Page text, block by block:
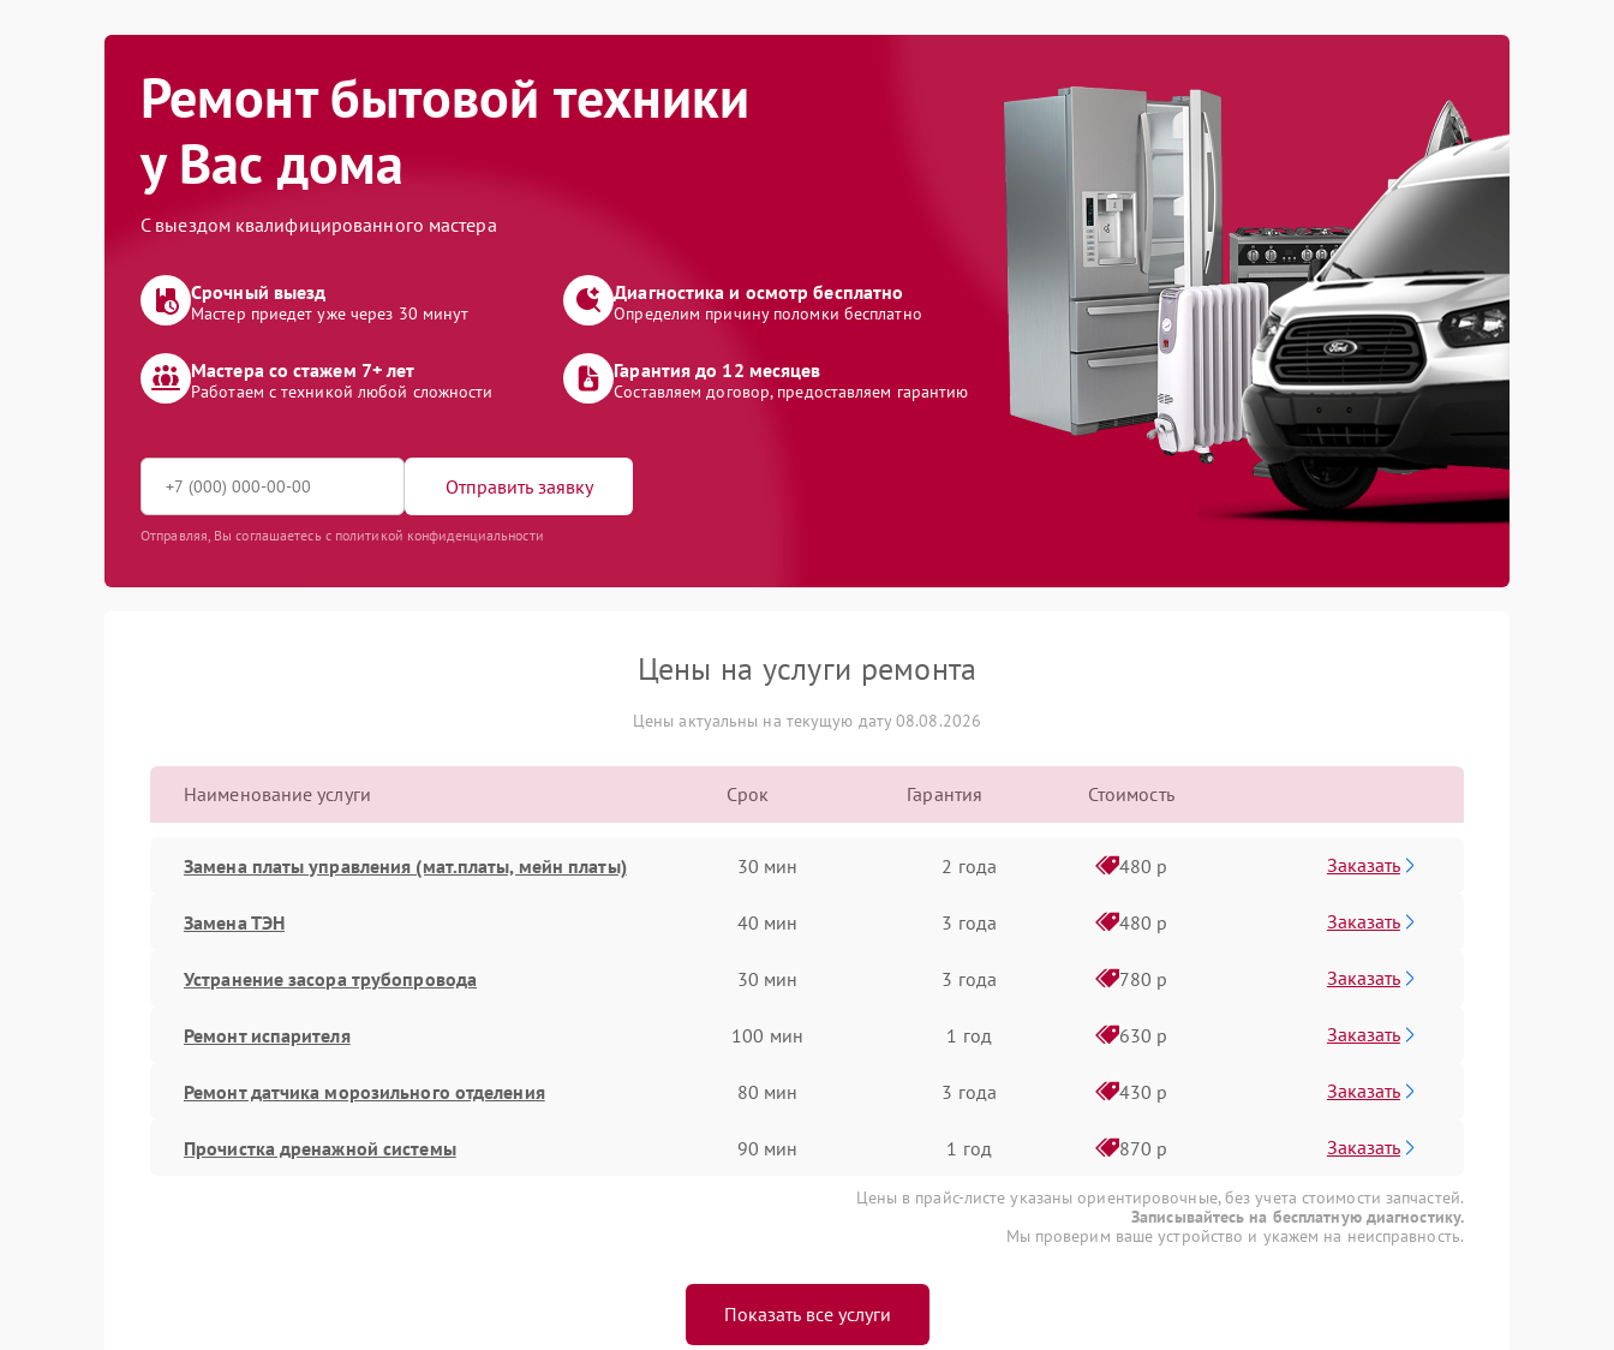
Ремонт бытовой техники
у Вас дома
С выездом квалифицированного мастера
Срочный выезд
Мастер приедет уже через 30 минут
Диагностика и осмотр бесплатно
Определим причину поломки бесплатно
Мастера со стажем 7+ лет
Работаем с техникой любой сложности
Гарантия до 12 месяцев
Составляем договор, предоставляем гарантию
Отправить заявку
Отправляя, Вы соглашаетесь с политикой конфиденциальности
Цены на услуги ремонта
Цены актуальны на текущую дату 08.08.2026
Наименование услуги Срок Гарантия Стоимость
Замена платы управления (мат.платы, мейн платы) 30 мин 2 года 480 р Заказать
Замена ТЭН 40 мин 3 года 480 р Заказать
Устранение засора трубопровода 30 мин 3 года 780 р Заказать
Ремонт испарителя 100 мин 1 год 630 р Заказать
Ремонт датчика морозильного отделения 80 мин 3 года 430 р Заказать
Прочистка дренажной системы 90 мин 1 год 870 р Заказать
Цены в прайс-листе указаны ориентировочные, без учета стоимости запчастей.
Записывайтесь на бесплатную диагностику.
Мы проверим ваше устройство и укажем на неисправность.
Показать все услуги